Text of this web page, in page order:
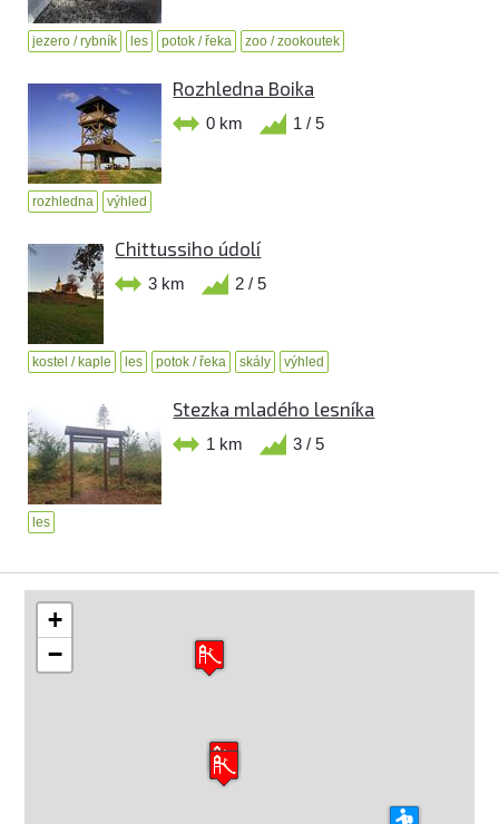
jezero / rybník les potok / řeka zoo / zookoutek
Rozhledna Boika
0 km 1 / 5
rozhledna výhled
Chittussiho údolí
3 km 2 / 5
kostel / kaple les potok / řeka skály výhled
Stezka mladého lesníka
1 km 3 / 5
les
+
−